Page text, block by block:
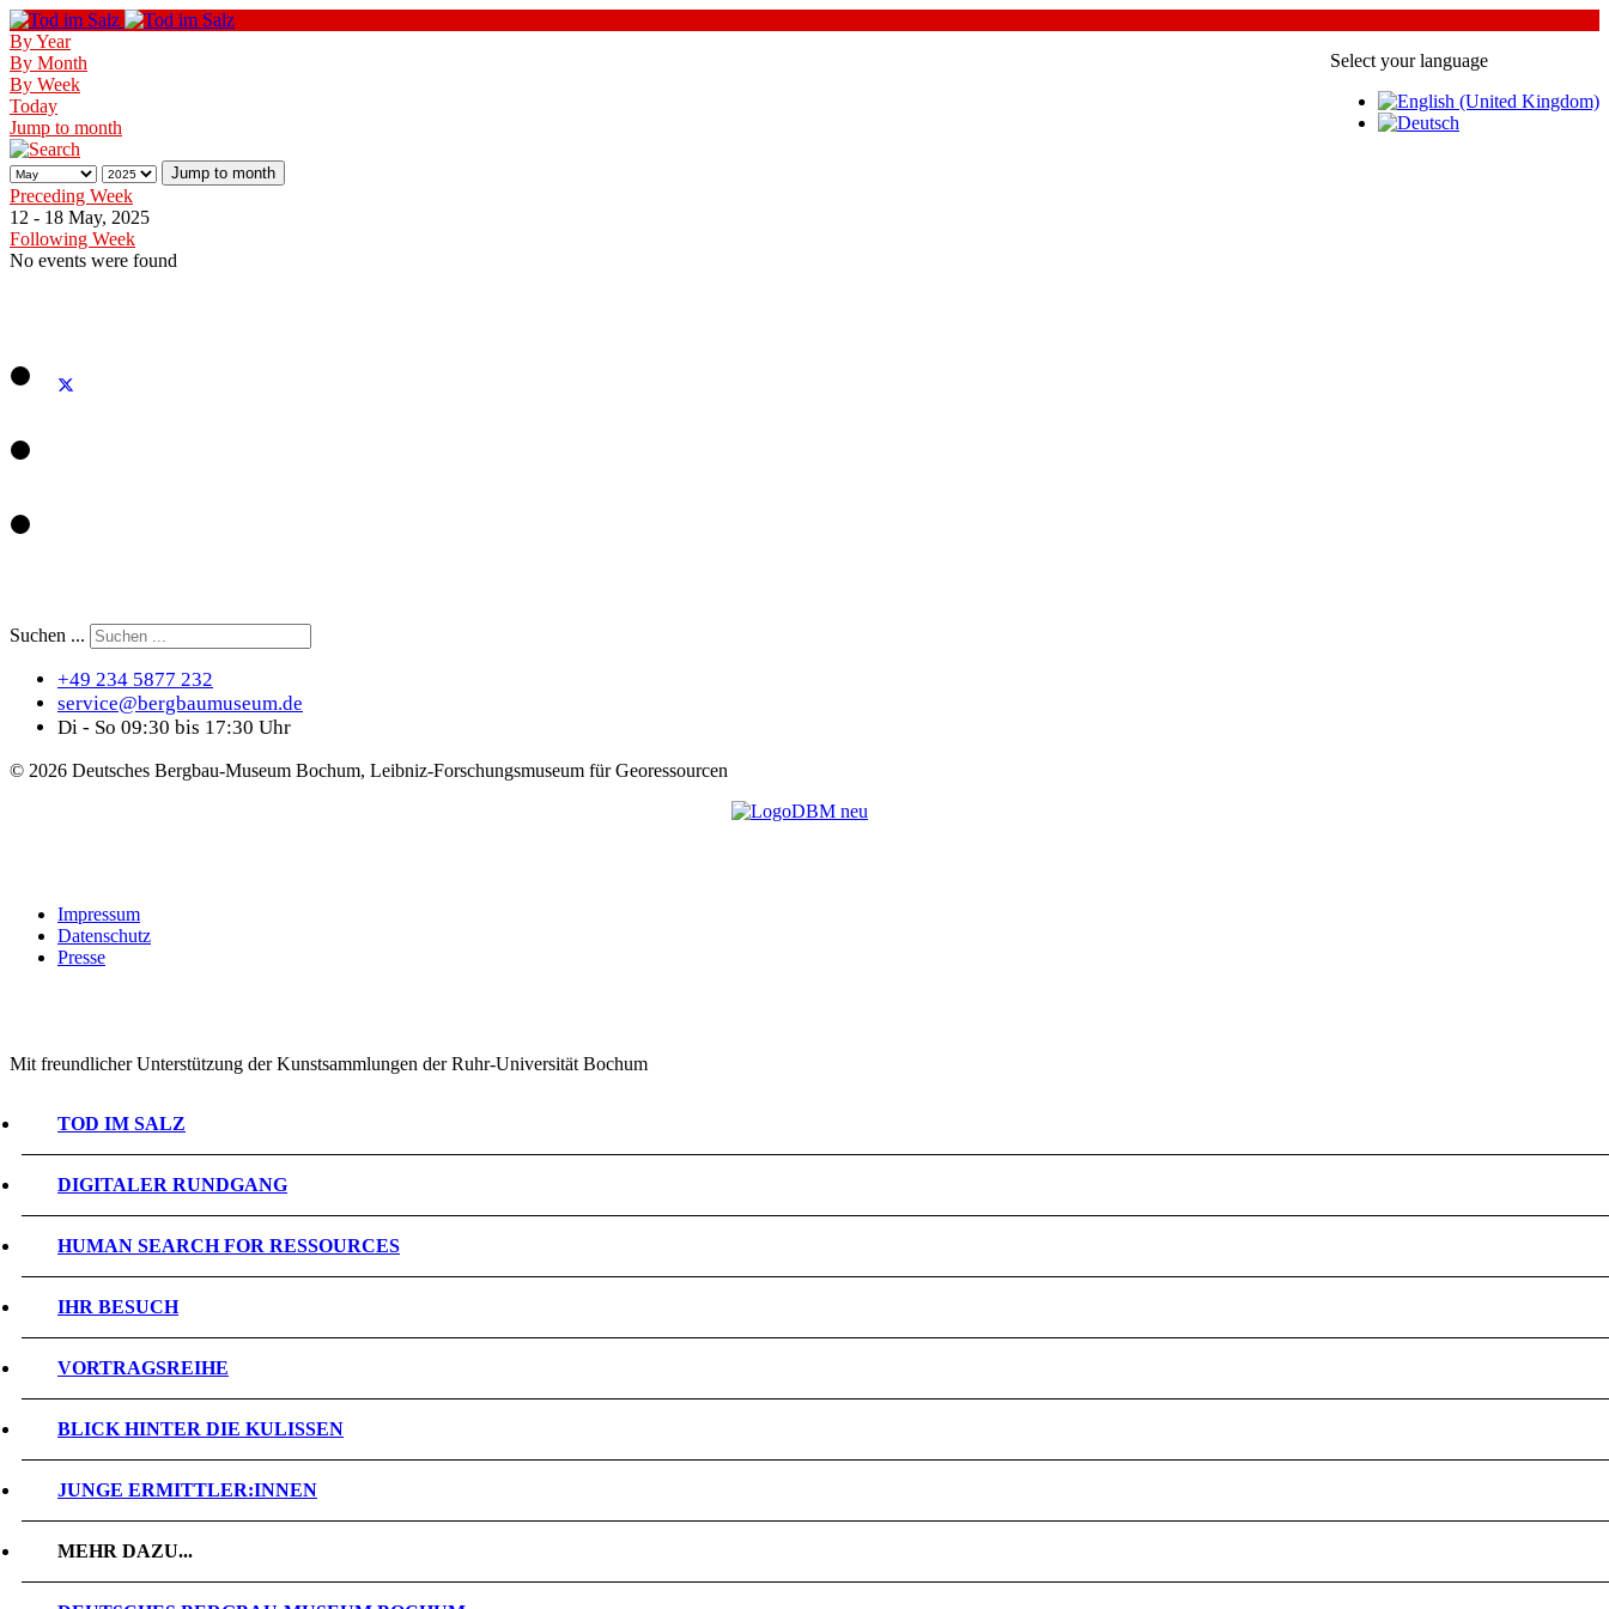
Select your language
By Year
By Month
By Week
Today
Jump to month
Jump to month
Preceding Week
12 - 18 May, 2025
Following Week
No events were found
Suchen ...
+49 234 5877 232
service@bergbaumuseum.de
Di - So 09:30 bis 17:30 Uhr
© 2026 Deutsches Bergbau-Museum Bochum, Leibniz-Forschungsmuseum für Georessourcen
Impressum
Datenschutz
Presse
Mit freundlicher Unterstützung der Kunstsammlungen der Ruhr-Universität Bochum
TOD IM SALZ
DIGITALER RUNDGANG
HUMAN SEARCH FOR RESSOURCES
IHR BESUCH
VORTRAGSREIHE
BLICK HINTER DIE KULISSEN
JUNGE ERMITTLER:INNEN
MEHR DAZU...